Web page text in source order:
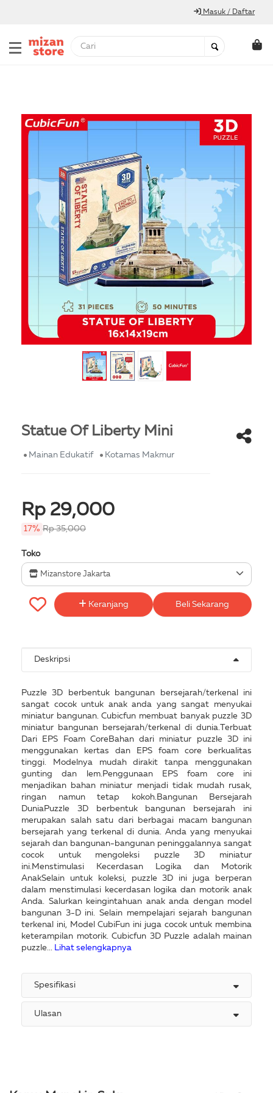
Masuk / Daftar
Statue Of Liberty Mini
Mainan Edukatif Kotamas Makmur
Rp 29,000
17% Rp 35,000
Toko
Mizanstore Jakarta
Keranjang Beli Sekarang
Deskripsi
Puzzle 3D berbentuk bangunan bersejarah/terkenal ini
sangat cocok untuk anak anda yang sangat menyukai
miniatur bangunan. Cubicfun membuat banyak puzzle 3D
miniatur bangunan bersejarah/terkenal di dunia.Terbuat
Dari EPS Foam CoreBahan dari miniatur puzzle 3D ini
menggunakan kertas dan EPS foam core berkualitas
tinggi. Modelnya mudah dirakit tanpa menggunakan
gunting dan lem.Penggunaan EPS foam core ini
menjadikan bahan miniatur menjadi tidak mudah rusak,
ringan namun tetap kokoh.Bangunan Bersejarah
DuniaPuzzle 3D berbentuk bangunan bersejarah ini
merupakan salah satu dari berbagai macam bangunan
bersejarah yang terkenal di dunia. Anda yang menyukai
sejarah dan bangunan-bangunan peninggalannya sangat
cocok untuk mengoleksi puzzle 3D miniatur
ini.Menstimulasi Kecerdasan Logika dan Motorik
AnakSelain untuk koleksi, puzzle 3D ini juga berperan
dalam menstimulasi kecerdasan logika dan motorik anak
Anda. Salurkan keingintahuan anak anda dengan model
bangunan 3-D ini. Selain mempelajari sejarah bangunan
terkenal ini, Model CubiFun ini juga cocok untuk membina
keterampilan motorik. Cubicfun 3D Puzzle adalah mainan
puzzle... Lihat selengkapnya
Spesifikasi
Ulasan